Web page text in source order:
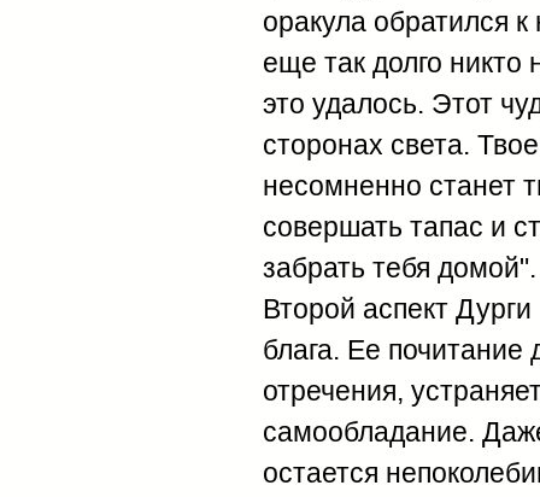
оракула обратился
еще так долго никто
это удалось. Этот
сторонах света.
несомненно станет
совершать тапас и
забрать тебя домой".
Второй аспект
блага. Ее
отречения,
самообладание.
остается